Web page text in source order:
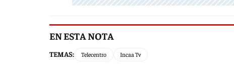
EN ESTA NOTA
TEMAS: Telecentro Incaa Tv